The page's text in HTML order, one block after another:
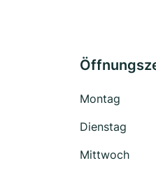
Montag
Dienstag
Mittwoch